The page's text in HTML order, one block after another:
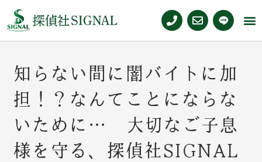
知らない間に闇バイトに加
担！？なんてことにならな
いために… 大切なご子息
様を守る、探偵社SIGNAL